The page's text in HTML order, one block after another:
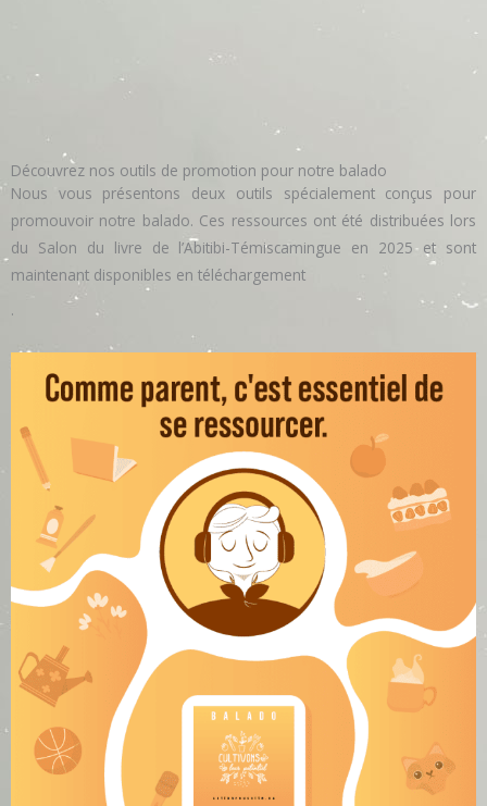
Découvrez nos outils de promotion pour notre balado
Nous vous présentons deux outils spécialement conçus pour
promouvoir notre balado. Ces ressources ont été distribuées lors
du Salon du livre de l’Abitibi-Témiscamingue en 2025 et sont
maintenant disponibles en téléchargement
.